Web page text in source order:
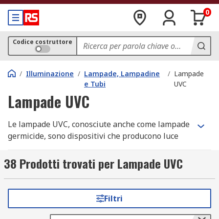
0
Codice costruttore
/ Illuminazione / Lampade, Lampadine
e Tubi
/ Lampade
UVC
Lampade UVC
Le lampade UVC, conosciute anche come lampade
germicide, sono dispositivi che producono luce
La radiazione UV-C ha dimostrato di essere
altamente efficace nella disinfezione dell'aria,
dell'acqua e di alcune superfici, riducendo il
rischio di infezioni da batteri, virus e protozoi.
38 Prodotti trovati per Lampade UVC
Filtri